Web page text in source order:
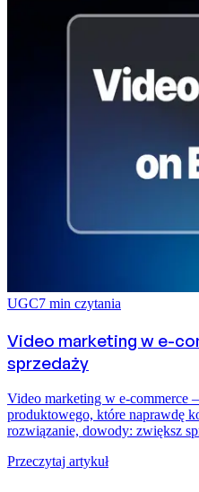
UGC7 min czytania
Video marketing w e-
sprzedaży
Video marketing w e-commerce
produktowego, które naprawdę
rozwiązanie, dowody: zwiększ
Przeczytaj artykuł